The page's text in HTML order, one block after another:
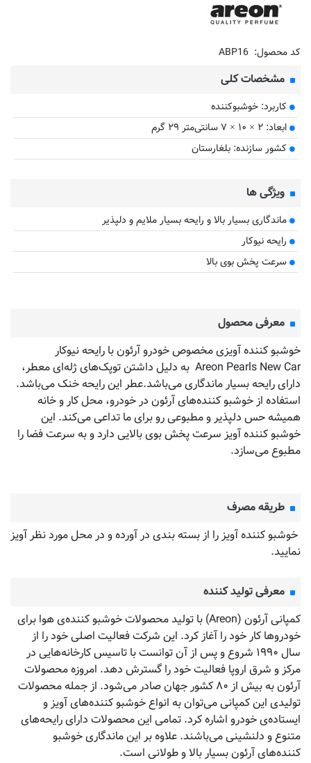
کد محصول: ABP16
مشخصات کلی
کاربرد: خوشبوکننده
ابعاد: ۲ × ۱۰ × ۷ سانتی‌متر ۲۹ گرم
کشور سازنده: بلغارستان
ویژگی ها
ماندگاری بسیار بالا و رایحه بسیار ملایم و دلپذیر
رایحه نیوکار
سرعت پخش بوی بالا
معرفی محصول
خوشبو کننده آویزی مخصوص خودرو آرئون با رایحه نیوکار
Areon Pearls New Car به دلیل داشتن توپک‌های ژله‌ای معطر،
دارای رایحه بسیار ماندگاری می‌باشد.عطر این رایحه خنک می‌باشد.
استفاده از خوشبو کننده‌های آرئون در خودرو، محل کار و خانه
همیشه حس دلپذیر و مطبوعی رو برای ما تداعی می‌کند. این
خوشبو کننده آویز سرعت پخش بوی بالایی دارد و به سرعت فضا را
مطبوع می‌سازد.
طریقه مصرف
خوشبو کننده آویز را از بسته بندی در آورده و در محل مورد نظر آویز
نمایید.
معرفی تولید کننده
کمپانی آرئون (Areon) با تولید محصولات خوشبو کننده‌‌ی هوا برای
خودروها کار خود را آغاز کرد. این شرکت فعالیت اصلی خود را از
سال ۱۹۹۰ شروع و پس از آن توانست با تاسیس کارخانه‌هایی در
مرکز و شرق اروپا فعالیت خود را گسترش دهد. امروزه محصولات
آرئون به بیش از ۸۰ کشور جهان صادر می‌شود. از جمله محصولات
تولیدی این کمپانی می‌توان به انواع خوشبو کننده‌های آویز و
ایستاده‌ی خودرو اشاره کرد. تمامی این محصولات دارای رایحه‌های
متنوع و دلنشینی می‌باشند. علاوه بر این ماندگاری خوشبو
کننده‌های آرئون بسیار بالا و طولانی است.